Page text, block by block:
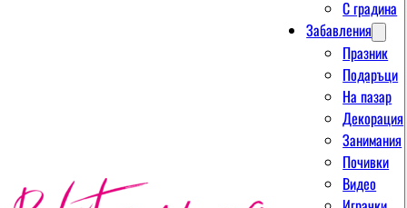
С градина
Забавления
Празник
Подаръци
На пазар
Декорация
Занимания
Почивки
Видео